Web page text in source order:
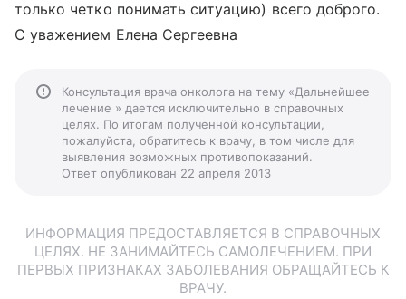
только четко понимать ситуацию) всего доброго.
С уважением Елена Сергеевна
Консультация врача онколога на тему «Дальнейшее
лечение » дается исключительно в справочных
целях. По итогам полученной консультации,
пожалуйста, обратитесь к врачу, в том числе для
выявления возможных противопоказаний.
Ответ опубликован 22 апреля 2013
ИНФОРМАЦИЯ ПРЕДОСТАВЛЯЕТСЯ В СПРАВОЧНЫХ
ЦЕЛЯХ. НЕ ЗАНИМАЙТЕСЬ САМОЛЕЧЕНИЕМ. ПРИ
ПЕРВЫХ ПРИЗНАКАХ ЗАБОЛЕВАНИЯ ОБРАЩАЙТЕСЬ К
ВРАЧУ.